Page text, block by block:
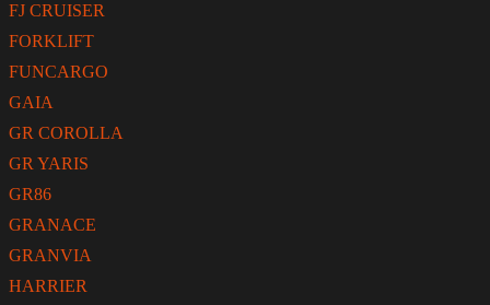
FJ CRUISER
FORKLIFT
FUNCARGO
GAIA
GR COROLLA
GR YARIS
GR86
GRANACE
GRANVIA
HARRIER